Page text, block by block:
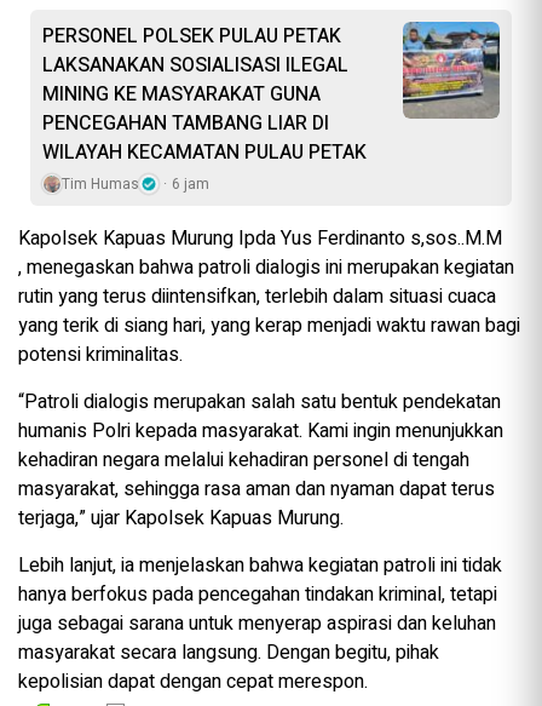
PERSONEL POLSEK PULAU PETAK
LAKSANAKAN SOSIALISASI ILEGAL
MINING KE MASYARAKAT GUNA
PENCEGAHAN TAMBANG LIAR DI
WILAYAH KECAMATAN PULAU PETAK
Tim Humas 6 jam
Kapolsek Kapuas Murung Ipda Yus Ferdinanto s,sos..M.M
, menegaskan bahwa patroli dialogis ini merupakan kegiatan
rutin yang terus diintensifkan, terlebih dalam situasi cuaca
yang terik di siang hari, yang kerap menjadi waktu rawan bagi
potensi kriminalitas.
“Patroli dialogis merupakan salah satu bentuk pendekatan
humanis Polri kepada masyarakat. Kami ingin menunjukkan
kehadiran negara melalui kehadiran personel di tengah
masyarakat, sehingga rasa aman dan nyaman dapat terus
terjaga,” ujar Kapolsek Kapuas Murung.
Lebih lanjut, ia menjelaskan bahwa kegiatan patroli ini tidak
hanya berfokus pada pencegahan tindakan kriminal, tetapi
juga sebagai sarana untuk menyerap aspirasi dan keluhan
masyarakat secara langsung. Dengan begitu, pihak
kepolisian dapat dengan cepat merespon.